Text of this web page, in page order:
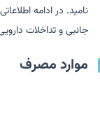
نامید. در ادامه
جانبی و تداخلات
موارد مصرف